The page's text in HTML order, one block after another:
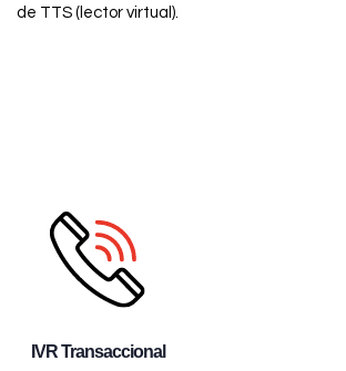
de TTS (lector virtual).
IVR Transaccional